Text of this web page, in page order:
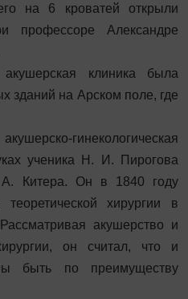
на 6 кроватей открыли
профессоре Александре
клиника была
зданий на Арском поле, где
ученика Н. И. Пирогова
А. Китера. Он в 1840 году
хирургии в
акушерство и
он считал, что и
быть по преимуществу